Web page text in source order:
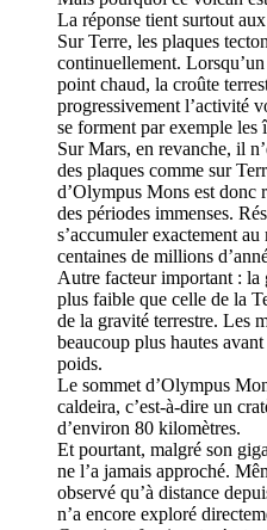
La réponse tient surtout
Sur Terre, les plaques
continuellement.
point chaud, la croûte
progressivement l’activité
se forment par exemple les
Sur Mars, en revanche, il
des plaques comme sur
d’Olympus Mons est donc
des périodes immenses.
s’accumuler exactement
centaines de millions
Autre facteur important : la
plus faible que celle de la
de la gravité terrestre. Les
beaucoup plus hautes
poids.
Le sommet d’Olympus
caldeira, c’est-à-dire un
d’environ 80 kilomètres.
Et pourtant, malgré son
ne l’a jamais approché.
observé qu’à distance
n’a encore exploré